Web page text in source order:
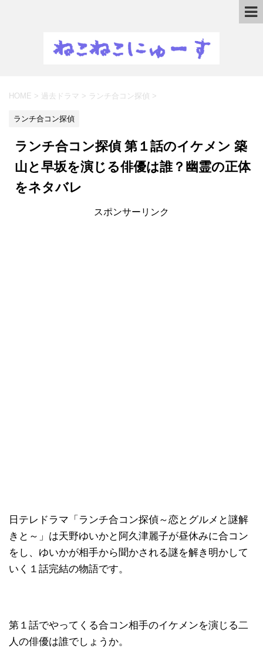
HOME > 過去ドラマ > ランチ合コン探偵 >
ランチ合コン探偵
ランチ合コン探偵 第１話のイケメン 築
山と早坂を演じる俳優は誰？幽霊の正体
をネタバレ
スポンサーリンク
日テレドラマ「ランチ合コン探偵～恋とグルメと謎解
きと～」は天野ゆいかと阿久津麗子が昼休みに合コン
をし、ゆいかが相手から聞かされる謎を解き明かして
いく１話完結の物語です。
第１話でやってくる合コン相手のイケメンを演じる二
人の俳優は誰でしょうか。